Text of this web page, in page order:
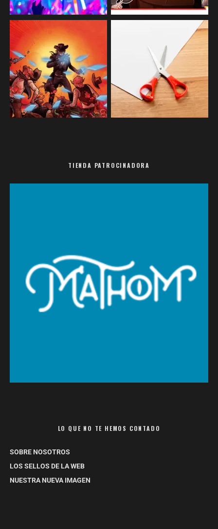
TIENDA PATROCINADORA
LO QUE NO TE HEMOS CONTADO
SOBRE NOSOTROS
LOS SELLOS DE LA WEB
NUESTRA NUEVA IMAGEN